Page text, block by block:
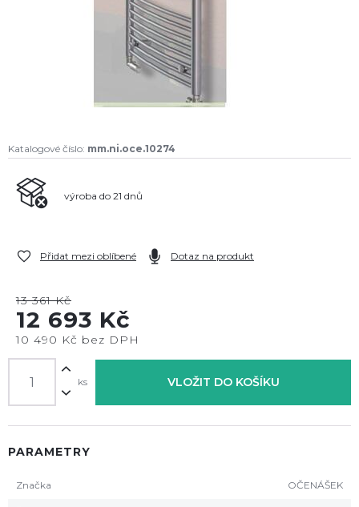
Katalogové číslo: mm.ni.oce.10274
výroba do 21 dnů
Přidat mezi oblíbené Dotaz na produkt
13 361 Kč
12 693 Kč
10 490 Kč bez DPH
ks VLOŽIT DO KOŠÍKU
PARAMETRY
Značka OČENÁŠEK